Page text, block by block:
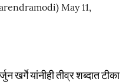
May 11,
खर्गे यांनीही तीव्र शब्दात टीका